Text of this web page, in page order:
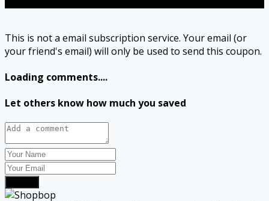
This is not a email subscription service. Your email (or
your friend's email) will only be used to send this coupon.
Loading comments....
Let others know how much you saved